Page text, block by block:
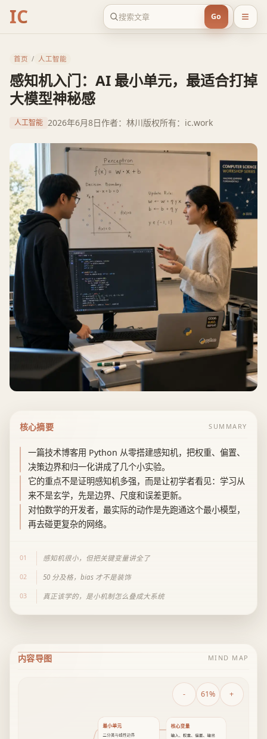
IC Go
首页 / 人工智能
感知机入门：AI 最小单元，最适合打掉
大模型神秘感
人工智能 2026年6月8日作者：林川版权所有：ic.work
核心摘要 SUMMARY
一篇技术博客用 Python 从零搭建感知机，把权重、偏置、
决策边界和归一化讲成了几个小实验。
它的重点不是证明感知机多强，而是让初学者看见：学习从
来不是玄学，先是边界、尺度和误差更新。
对怕数学的开发者，最实际的动作是先跑通这个最小模型，
再去碰更复杂的网络。
01 感知机很小，但把关键变量讲全了
02 50 分及格，bias 才不是装饰
03 真正该学的，是小机制怎么叠成大系统
内容导图 MIND MAP
- 61% +
最小单元
二分类与线性边界
核心变量
输入、权重、偏置、输出